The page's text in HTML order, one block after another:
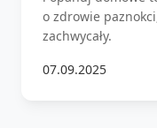
o zdrowie
zachwycały.
07.09.2025